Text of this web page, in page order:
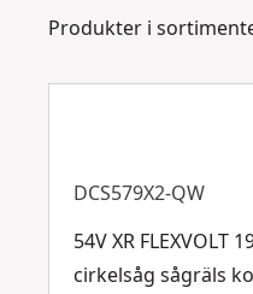
Produkter i
DCS579X2-QW
54V XR FLEXVOLT
cirkelsåg sågräls